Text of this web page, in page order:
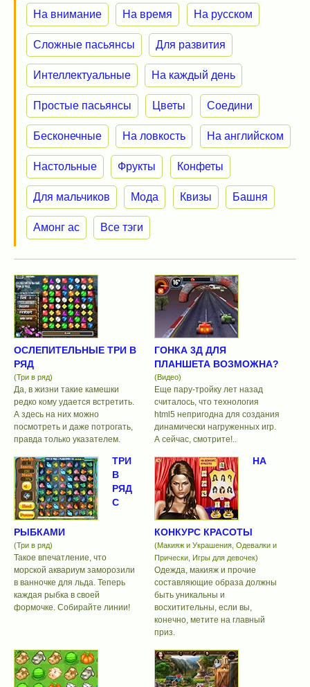
На внимание На время На русском
Сложные пасьянсы Для развития
Интеллектуальные На каждый день
Простые пасьянсы Цветы Соедини
Бесконечные На ловкость На английском
Настольные Фрукты Конфеты
Для мальчиков Мода Квизы Башня
Амонг ас Все тэги
ОСЛЕПИТЕЛЬНЫЕ ТРИ В
РЯД
(Три в ряд)
Да, в жизни такие камешки
редко кому удается встретить.
А здесь на них можно
посмотреть и даже потрогать,
правда только указателем.
ГОНКА 3Д ДЛЯ
ПЛАНШЕТА ВОЗМОЖНА?
(Видео)
Еще пару-тройку лет назад
считалось, что технология
html5 непригодна для создания
динамически нагруженных игр.
А сейчас, смотрите!..
ТРИ
В
РЯД
С
РЫБКАМИ
(Три в ряд)
Такое впечатление, что
морской аквариум заморозили
в ванночке для льда. Теперь
каждая рыбка в своей
формочке. Собирайте линии!
НА
КОНКУРС КРАСОТЫ
(Макияж и Украшения, Одевалки и
Прически, Игры для девочек)
Одежда, макияж и прочие
составляющие образа должны
быть уникальны и
восхитительны, если вы,
конечно, метите на главный
приз.